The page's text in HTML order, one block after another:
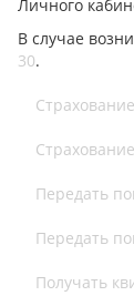
Личного
В случае
30.
Передать
Передать
Получать